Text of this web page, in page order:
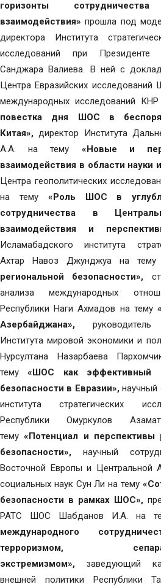
горизонты
взаимодействия»прошла под
директора Института
исследований при Президенте
Санджара Валиева. В ней с
Центра Евразийских исследований
международных исследований
повестка дня ШОС в
Китая», директор Института
А.А. на тему «Новые и
взаимодействия в области науки
Центра геополитических
на тему «Роль ШОС в
сотрудничества в
взаимодействия и
Исламабадского института
Ахтар Навоз Джунджуа на тему
региональной безопасности»,
анализа международных
Республики Наги Ахмадов на тему
Азербайджана»,
Института мировой экономики и
Нурсултана Назарбаева
тему«ШОС как эффективный
безопасности в Евразии»,научный
института стратегических
Республики Омуркулов
тему«Потенциал и
безопасности», научный
Восточной Европы и Центральной
социальных наук Сун Ли на тему
безопасности в рамках ШОС»,
РАТС ШОС Шабданов И.А. на
международного
терроризмом,
экстремизмом», заведующий
внешней политики Республики